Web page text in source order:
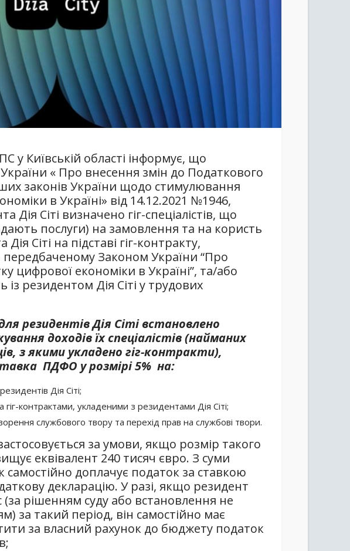
у Київській області інформує, що
« Про внесення змін до Податкового
законів України щодо стимулювання
в Україні» від 14.12.2021 №1946,
Дія Сіті визначено гіг-спеціалістів, що
послуги) на замовлення та на користь
Сіті на підставі гіг-контракту,
передбаченому Законом України “Про
цифрової економіки в Україні”, та/або
із резидентом Дія Сіті у трудових
резидентів Дія Сіті встановлено
доходів їх спеціалістів (найманих
з якими укладено гіг-контракти),
ПДФО у розмірі 5% на:
Дія Сіті;
гіг-контрактами, укладеними з резидентами Дія Сіті;
службового твору та перехід прав на службові твори.
за умови, якщо розмір такого
еквівалент 240 тисяч євро. З суми
доплачує податок за ставкою
декларацію. У разі, якщо резидент
(за рішенням суду або встановлення не
за такий період, він самостійно має
за власний рахунок до бюджету податок